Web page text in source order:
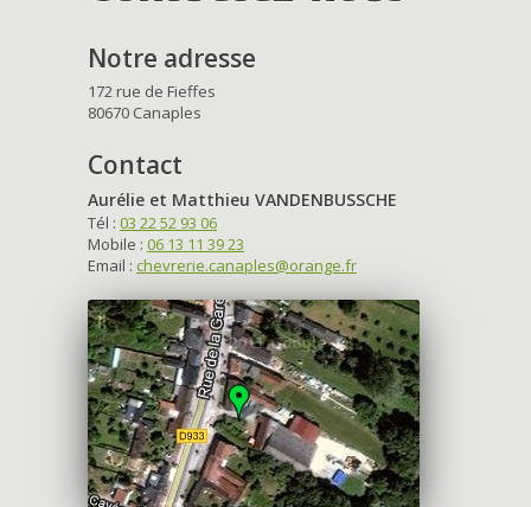
Notre adresse
172 rue de Fieffes
80670 Canaples
Contact
Aurélie et Matthieu VANDENBUSSCHE
Tél : 03 22 52 93 06
Mobile : 06 13 11 39 23
Email : chevrerie.canaples@orange.fr